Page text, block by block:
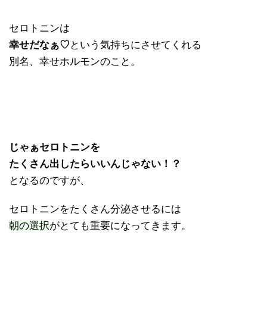
セロトニンは
幸せだなぁ♡ という気持ちにさせてくれる
別名、幸せホルモンのこと。
じゃぁセロトニンを
たくさん出したらいいんじゃない！？
となるのですが、
セロトニンをたくさん分泌させるには
朝の選択がとても重要になってきます。